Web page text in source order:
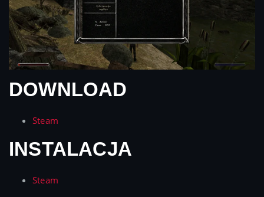
DOWNLOAD
Steam
INSTALACJA
Steam